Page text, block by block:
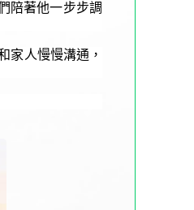
陪著他一步步調
家人慢慢溝通，